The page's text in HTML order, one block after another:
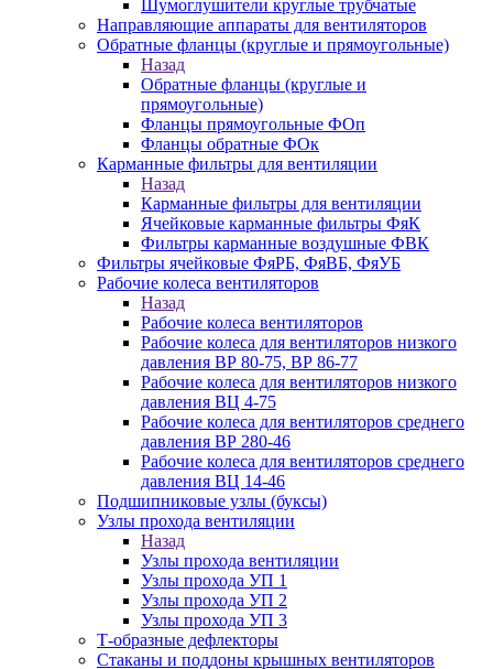
Шумоглушители круглые трубчатые
Направляющие аппараты для вентиляторов
Обратные фланцы (круглые и прямоугольные)
Назад
Обратные фланцы (круглые и
прямоугольные)
Фланцы прямоугольные ФОп
Фланцы обратные ФОк
Карманные фильтры для вентиляции
Назад
Карманные фильтры для вентиляции
Ячейковые карманные фильтры ФяК
Фильтры карманные воздушные ФВК
Фильтры ячейковые ФяРБ, ФяВБ, ФяУБ
Рабочие колеса вентиляторов
Назад
Рабочие колеса вентиляторов
Рабочие колеса для вентиляторов низкого
давления ВР 80-75, ВР 86-77
Рабочие колеса для вентиляторов низкого
давления ВЦ 4-75
Рабочие колеса для вентиляторов среднего
давления ВР 280-46
Рабочие колеса для вентиляторов среднего
давления ВЦ 14-46
Подшипниковые узлы (буксы)
Узлы прохода вентиляции
Назад
Узлы прохода вентиляции
Узлы прохода УП 1
Узлы прохода УП 2
Узлы прохода УП 3
Т-образные дефлекторы
Стаканы и поддоны крышных вентиляторов